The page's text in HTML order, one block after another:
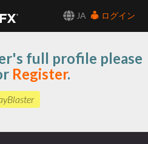
JA
ログイン
full profile please
Register.